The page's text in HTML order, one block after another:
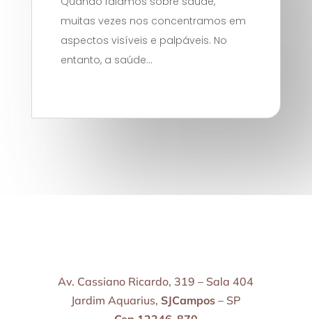
muitas vezes nos concentramos em
aspectos visíveis e palpáveis. No
entanto, a saúde...
Av. Cassiano Ricardo, 319 – Sala 404
Jardim Aquarius, SJCampos – SP